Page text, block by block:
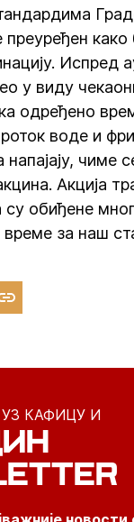
преуређен
Испред
у виду
одређено
воде и
напајају, чиме
Акција
обиђене
за наш
КАФИЦУ И